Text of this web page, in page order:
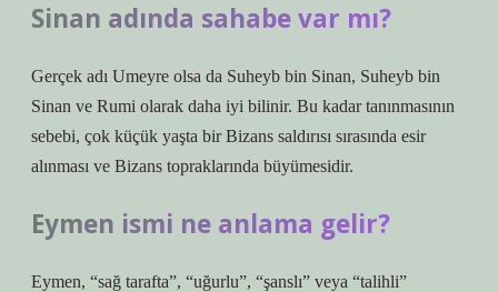
Sinan adında sahabe var mı?
Gerçek adı Umeyre olsa da Suheyb bin Sinan, Suheyb bin
Sinan ve Rumi olarak daha iyi bilinir. Bu kadar tanınmasının
sebebi, çok küçük yaşta bir Bizans saldırısı sırasında esir
alınması ve Bizans topraklarında büyümesidir.
Eymen ismi ne anlama gelir?
Eymen, “sağ tarafta”, “uğurlu”, “şanslı” veya “talihli”